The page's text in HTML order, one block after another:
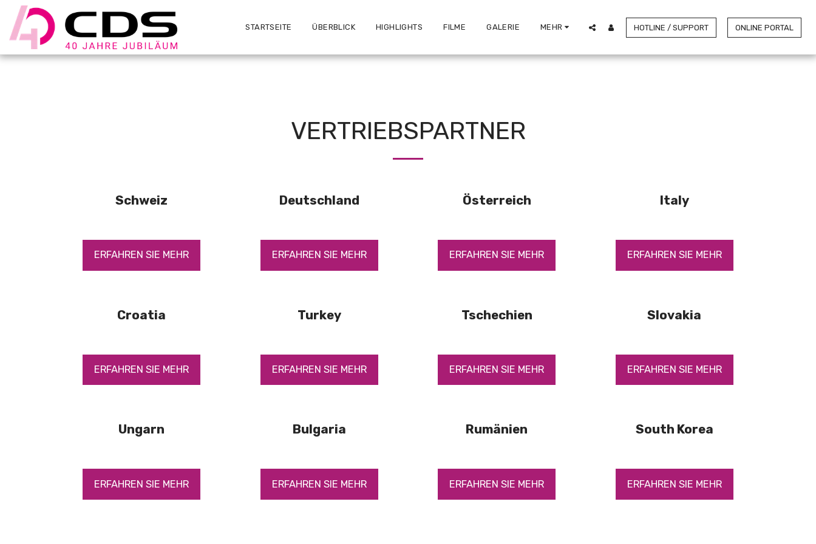
STARTSEITE ÜBERBLICK HIGHLIGHTS FILME GALERIE MEHR HOTLINE / SUPPORT ONLINE PORTAL
VERTRIEBSPARTNER
Schweiz
ERFAHREN SIE MEHR
Deutschland
ERFAHREN SIE MEHR
Österreich
ERFAHREN SIE MEHR
Italy
ERFAHREN SIE MEHR
Croatia
ERFAHREN SIE MEHR
Turkey
ERFAHREN SIE MEHR
Tschechien
ERFAHREN SIE MEHR
Slovakia
ERFAHREN SIE MEHR
Ungarn
ERFAHREN SIE MEHR
Bulgaria
ERFAHREN SIE MEHR
Rumänien
ERFAHREN SIE MEHR
South Korea
ERFAHREN SIE MEHR